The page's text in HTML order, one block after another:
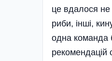
це вдалося не
риби, інші,
одна команда
рекомендацій